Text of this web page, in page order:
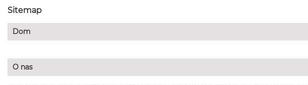
Sitemap
Dom
O nas